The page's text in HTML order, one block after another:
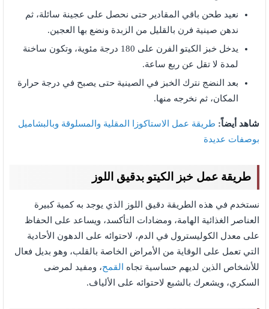
نعيد طحن باقي المقادير حتى نحصل على عجينة سائلة، ثم
ندهن صينية فرن بالقليل من الزبدة ونضع بها العجين.
يدخل خبز الكيتو الفرن على 180 درجة مئوية، وتكون ساخنة
لمدة لا تقل عن ربع ساعة.
بعد النضج نترك الخبز في الصينية حتى يصبح في درجة حرارة
المكان، ثم نخرجه منها.
شاهد أيضاً: طريقة عمل الاستاكوزا المقلية والمسلوقة وبالبشاميل
بوصفات عديدة
طريقة عمل خبز الكيتو بدقيق اللوز
نستخدم في هذه الطريقة دقيق اللوز الذي يوجد به كمية كبيرة
العناصر الغذائية الهامة، ومضادات التأكسد، ويساعد على الحفاظ
على معدل الكوليسترول في الدم، لاحتوائه على الدهون الأحادية
التي تعمل على الوقاية من الأمراض الخاصة بالقلب، وهو بديل فعال
للأشخاص الذين لديهم حساسية تجاه
القمح، ومفيد لمرضى
السكري، ويشعرك بالشبع لاحتوائه على الألياف.